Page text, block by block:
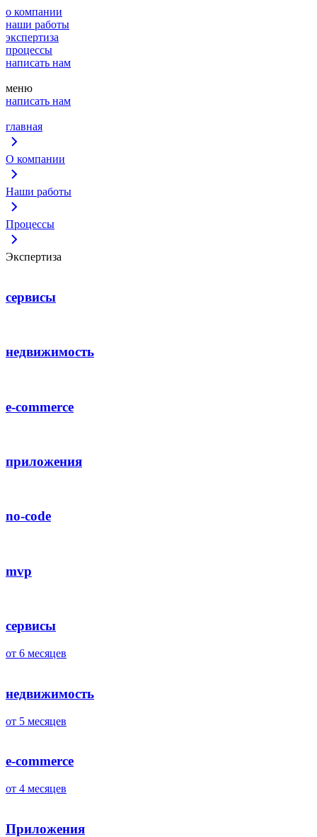
о компании
наши работы
экспертиза
процессы
написать нам
меню
написать нам
главная
О компании
Наши работы
Процессы
Экспертиза
сервисы
недвижимость
e-commerce
приложения
no-code
mvp
сервисы
от 6 месяцев
недвижимость
от 5 месяцев
e-commerce
от 4 месяцев
Приложения